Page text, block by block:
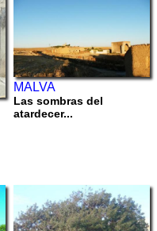
MALVA
Las sombras del
atardecer...